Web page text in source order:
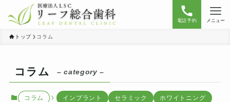
電話予約 メニュー
トップ コラム
コラム – category –
コラム インプラント セラミック
ホワイトニング